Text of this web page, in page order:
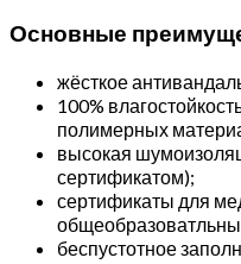
Основные
жёсткое
100%
полимерных
высокая
сертификатом);
сертификаты для
беспустотное